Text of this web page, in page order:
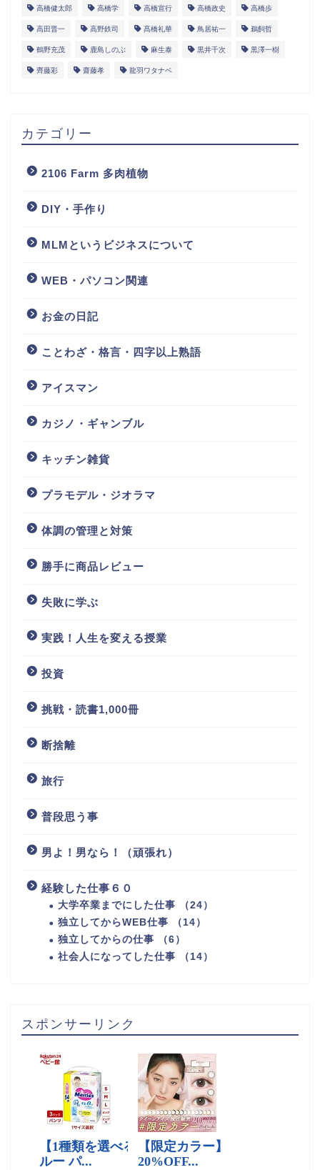
高橋健太郎 高橋学 高橋宣行 高橋政史 高橋歩
高田晋一 高野鉄司 髙橋礼華 鳥居祐一 鵜飼哲
鶴野充茂 鹿島しのぶ 麻生泰 黒井千次 黒澤一樹
齊藤彩 齋藤孝 龍羽ワタナベ
カテゴリー
2106 Farm 多肉植物
DIY・手作り
MLMというビジネスについて
WEB・パソコン関連
お金の日記
ことわざ・格言・四字以上熟語
アイスマン
カジノ・ギャンブル
キッチン雑貨
プラモデル・ジオラマ
体調の管理と対策
勝手に商品レビュー
失敗に学ぶ
実践！人生を変える授業
投資
挑戦・読書1,000冊
断捨離
旅行
普段思う事
男よ！男なら！（頑張れ）
経験した仕事６０
大学卒業までにした仕事 （24）
独立してからWEB仕事 （14）
独立してからの仕事 （6）
社会人になってした仕事 （14）
スポンサーリンク